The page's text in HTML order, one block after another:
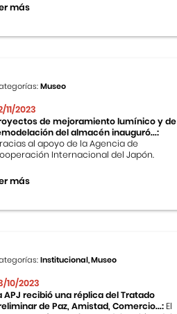
más
Museo
11/2023
de mejoramiento lumínico y de
del almacén inauguró...:
al apoyo de la Agencia de
Internacional del Japón.
más
Institucional, Museo
10/2023
APJ recibió una réplica del Tratado
de Paz, Amistad, Comercio...: El